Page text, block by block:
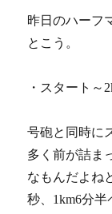
昨日のハーフ
とこう。
・スタート～
号砲と同時に
多く前が詰ま
なもんだよね
秒、1km6分半